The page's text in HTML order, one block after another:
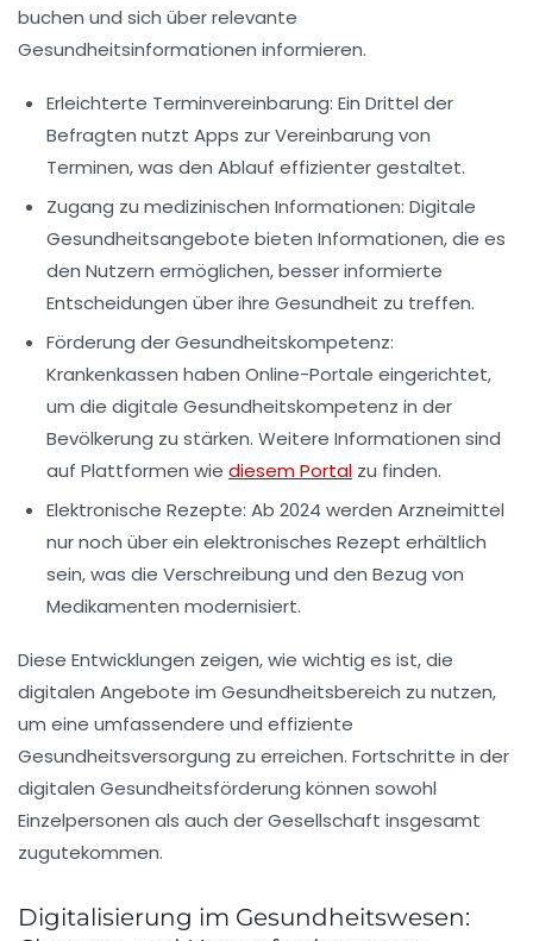
buchen und sich über relevante
Gesundheitsinformationen informieren.
Erleichterte Terminvereinbarung: Ein Drittel der
Befragten nutzt Apps zurVereinbarung von
Terminen, was den Ablauf effizienter gestaltet.
Zugang zu medizinischen Informationen: Digitale
Gesundheitsangebote bieten Informationen, die es
den Nutzern ermöglichen, besser informierte
Entscheidungen über ihre Gesundheit zu treffen.
Förderung der Gesundheitskompetenz:
Krankenkassen haben Online-Portale eingerichtet,
um die digitale Gesundheitskompetenz in der
Bevölkerung zu stärken. Weitere Informationen sind
auf Plattformen wie diesem Portal zu finden.
Elektronische Rezepte: Ab 2024 werden Arzneimittel
nur noch über ein elektronisches Rezept erhältlich
sein, was die Verschreibung und den Bezug von
Medikamenten modernisiert.
Diese Entwicklungen zeigen, wie wichtig es ist, die
digitalen Angebote im Gesundheitsbereich zu nutzen,
um eine umfassendere und effiziente
Gesundheitsversorgung zu erreichen. Fortschritte in der
digitalen Gesundheitsförderung können sowohl
Einzelpersonen als auch der Gesellschaft insgesamt
zugutekommen.
Digitalisierung im Gesundheitswesen: